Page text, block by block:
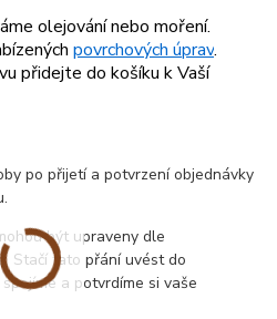
olejování nebo moření.
povrchových úprav.
přidejte do košíku k Vaší
po přijetí a potvrzení objednávky
být upraveny dle
Stačí tato přání uvést do
a potvrdíme si vaše